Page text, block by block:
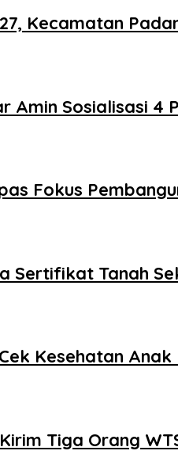
Kecamatan
Amin Sosialisasi
Fokus
Sertifikat Tanah
Kesehatan
Tiga Orang